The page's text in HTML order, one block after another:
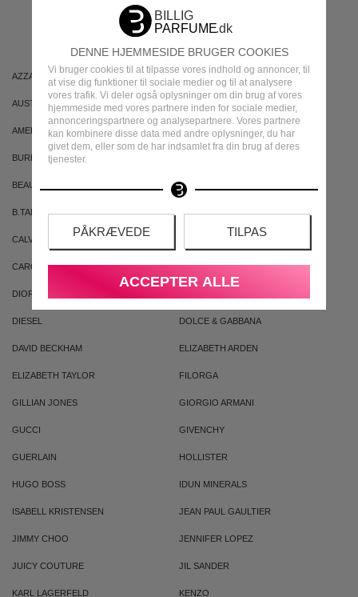
DENNE HJEMMESIDE BRUGER COOKIES
Vi bruger cookies til at tilpasse vores indhold og annoncer, til
at vise dig funktioner til sociale medier og til at analysere
vores trafik. Vi deler også oplysninger om din brug af vores
hjemmeside med vores partnere inden for sociale medier,
annonceringspartnere og analysepartnere. Vores partnere
kan kombinere disse data med andre oplysninger, du har
givet dem, eller som de har indsamlet fra din brug af deres
tjenester.
PÅKRÆVEDE TILPAS
ACCEPTER ALLE
MÆRKER
AZZARO ARIANA GRANDE
AUSTRALIAN GOLD AUSTRALIAN BODYCARE
AMERICAN CREW ARMAF
BURBERRY
BEAUTE PACIFIQUE BADEANSTALTEN
B.TAN BRUNO BANANI
CALVIN KLEIN
CAROLINA HERRERA CLEAN
DIOR
DIESEL DOLCE & GABBANA
DAVID BECKHAM ELIZABETH ARDEN
ELIZABETH TAYLOR FILORGA
GILLIAN JONES GIORGIO ARMANI
GUCCI GIVENCHY
GUERLAIN HOLLISTER
HUGO BOSS IDUN MINERALS
ISABELL KRISTENSEN JEAN PAUL GAULTIER
JIMMY CHOO JENNIFER LOPEZ
JUICY COUTURE JIL SANDER
KARL LAGERFELD KENZO